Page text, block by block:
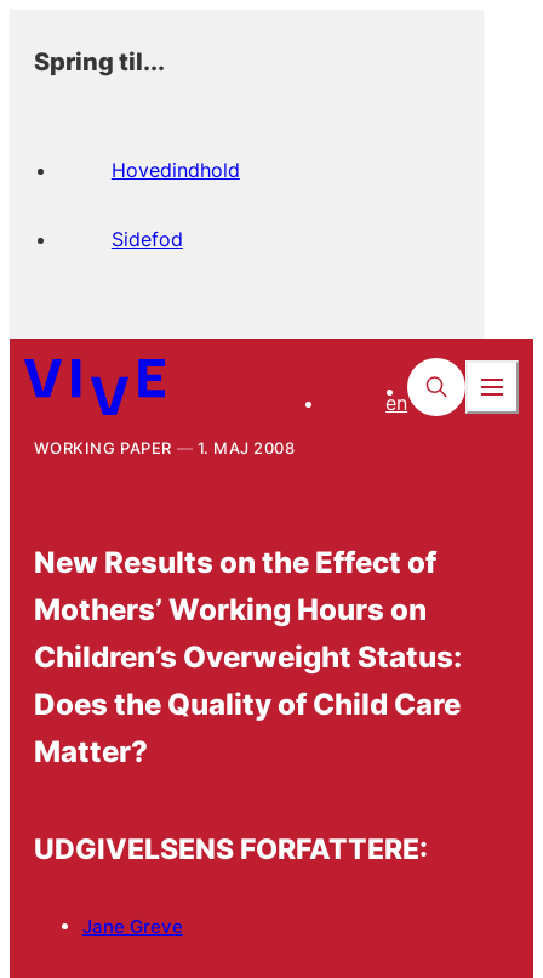
Spring til...
Hovedindhold
Sidefod
en
WORKING PAPER 1. MAJ 2008
New Results on the Effect of
Mothers’ Working Hours on
Children’s Overweight Status:
Does the Quality of Child Care
Matter?
UDGIVELSENS FORFATTERE:
Jane Greve